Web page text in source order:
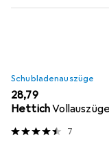
Schubladenauszüge
EUR
28,79
Hettich
7